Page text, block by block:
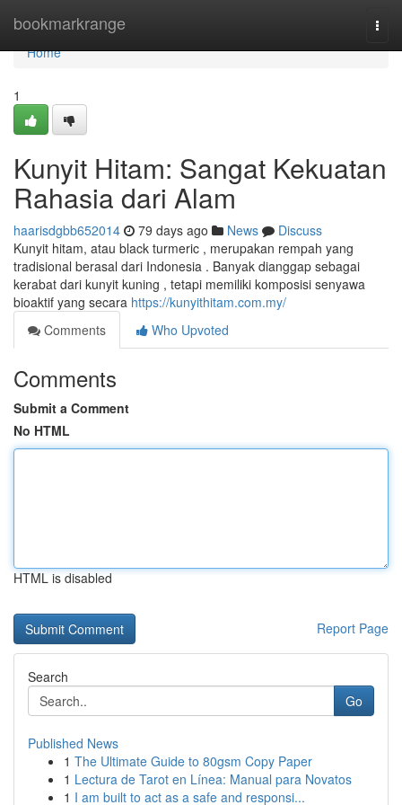
bookmarkrange
Home
Home
1
Kunyit Hitam: Sangat Kekuatan
Rahasia dari Alam
haarisdgbb652014 79 days ago News
Discuss
Kunyit hitam, atau black turmeric , merupakan rempah yang
tradisional berasal dari Indonesia . Banyak dianggap sebagai
kerabat dari kunyit kuning , tetapi memiliki komposisi senyawa
bioaktif yang secara https://kunyithitam.com.my/
Comments
Who Upvoted
Comments
Submit a Comment
No HTML
HTML is disabled
Report Page
Search
Go
Published News
1 The Ultimate Guide to 80gsm Copy Paper
1 Lectura de Tarot en Línea: Manual para Novatos
1 I am built to act as a safe and responsi...